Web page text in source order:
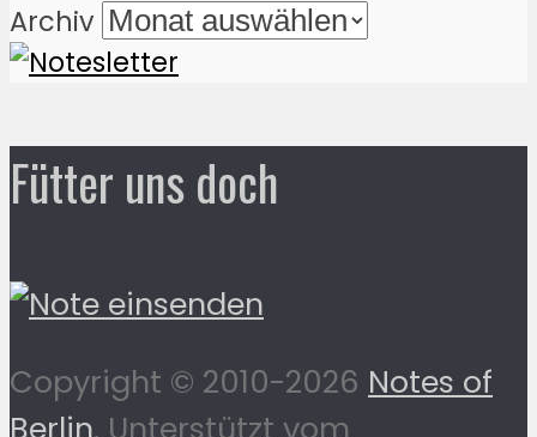
Archiv
Fütter uns doch
Copyright © 2010-2026 Notes of